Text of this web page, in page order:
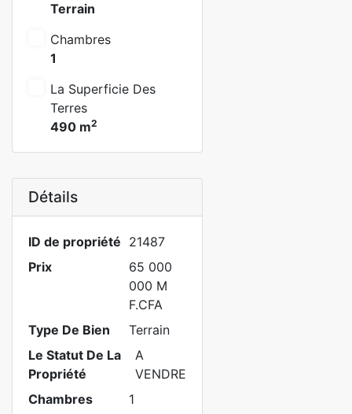
Terrain
Chambres
1
La Superficie Des
Terres
490 m2
Détails
ID de propriété 21487
Prix
65 000
000 M
F.CFA
Type De Bien
Terrain
Le Statut De La
Propriété
A
VENDRE
Chambres
1